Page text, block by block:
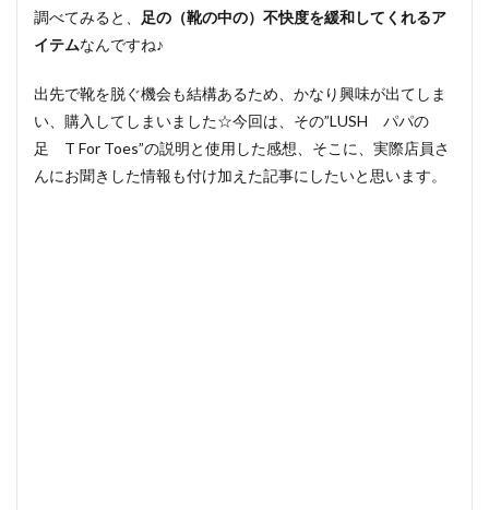
調べてみると、
足の（靴の中の）不快度を緩和してくれるア
イテムなんですね♪
出先で靴を脱ぐ機会も結構あるため、かなり興味が出てしま
い、購入してしまいました☆今回は、その”LUSH パパの
足 T For Toes”の説明と使用した感想、そこに、実際店員さ
んにお聞きした情報も付け加えた記事にしたいと思います。